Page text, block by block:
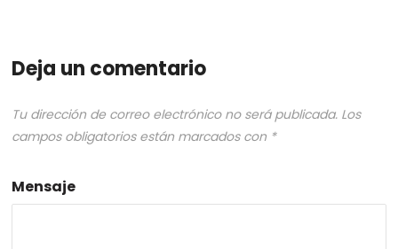
Deja un comentario
Tu dirección de correo electrónico no será publicada. Los
campos obligatorios están marcados con *
Mensaje